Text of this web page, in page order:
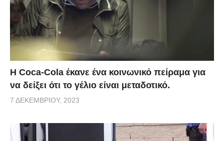
Η Coca-Cola έκανε ένα κοινωνικό πείραμα για
να δείξει ότι το γέλιο είναι μεταδοτικό.
7 ΔΕΚΕΜΒΡΊΟΥ, 2023